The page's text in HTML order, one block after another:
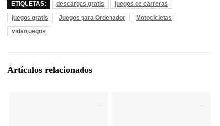
ETIQUETAS: descargas gratis
juegos de carreras
juegos gratis
Juegos para Ordenador
Motocicletas
videojuegos
Artículos relacionados